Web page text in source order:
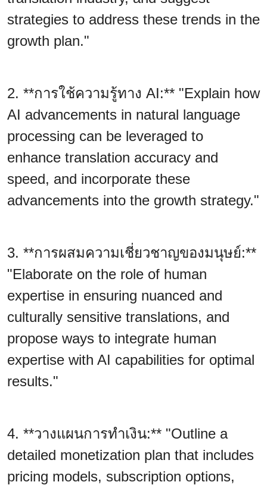
strategies to address these trends in the
growth plan."
2. **การใช้ความรู้ทาง AI:** "Explain how
AI advancements in natural language
processing can be leveraged to
enhance translation accuracy and
speed, and incorporate these
advancements into the growth strategy."
3. **การผสมความเชี่ยวชาญของมนุษย์:**
"Elaborate on the role of human
expertise in ensuring nuanced and
culturally sensitive translations, and
propose ways to integrate human
expertise with AI capabilities for optimal
results."
4. **วางแผนการทำเงิน:** "Outline a
detailed monetization plan that includes
pricing models, subscription options,